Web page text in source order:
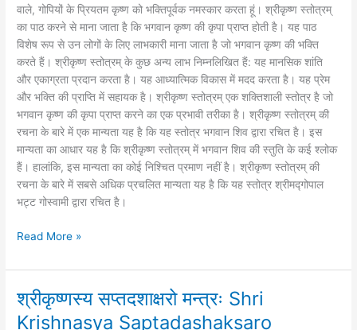
वाले, गोपियों के प्रियतम कृष्ण को भक्तिपूर्वक नमस्कार करता हूं। श्रीकृष्ण स्तोत्रम्
का पाठ करने से माना जाता है कि भगवान कृष्ण की कृपा प्राप्त होती है। यह पाठ
विशेष रूप से उन लोगों के लिए लाभकारी माना जाता है जो भगवान कृष्ण की भक्ति
करते हैं। श्रीकृष्ण स्तोत्रम् के कुछ अन्य लाभ निम्नलिखित हैं: यह मानसिक शांति
और एकाग्रता प्रदान करता है। यह आध्यात्मिक विकास में मदद करता है। यह प्रेम
और भक्ति की प्राप्ति में सहायक है। श्रीकृष्ण स्तोत्रम् एक शक्तिशाली स्तोत्र है जो
भगवान कृष्ण की कृपा प्राप्त करने का एक प्रभावी तरीका है। श्रीकृष्ण स्तोत्रम् की
रचना के बारे में एक मान्यता यह है कि यह स्तोत्र भगवान शिव द्वारा रचित है। इस
मान्यता का आधार यह है कि श्रीकृष्ण स्तोत्रम् में भगवान शिव की स्तुति के कई श्लोक
हैं। हालांकि, इस मान्यता का कोई निश्चित प्रमाण नहीं है। श्रीकृष्ण स्तोत्रम् की
रचना के बारे में सबसे अधिक प्रचलित मान्यता यह है कि यह स्तोत्र श्रीमद्गोपाल
भट्ट गोस्वामी द्वारा रचित है।
Read More »
श्रीकृष्णस्य सप्तदशाक्षरो मन्त्रः Shri
Krishnasya Saptadashaksaro
श्रीकृष्णस्य
सप्तदशाक्षरो